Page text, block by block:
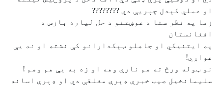
او عملي کېدل چېريې دي ????????
زما په نظر ستا د غوښتنو د حل لپاره بازس د
افغانستان
په ايتنيکي او جاهلو ټېکدارانو کې نشته او نه يې
غواړي!
نو ټوله ورڅ ته هم نارې وهه او زه به يې هم وهم !
سليمانخيل صيب خبرې ډېرې مغلقې دي او ډېرې اسانه